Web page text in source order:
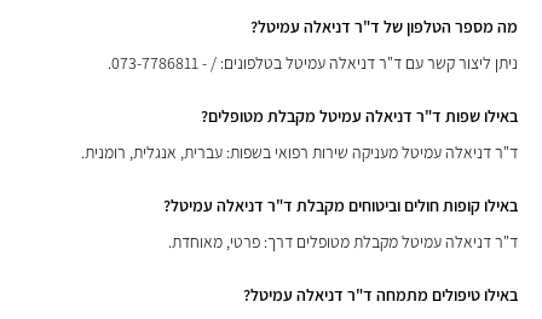
מה מספר הטלפון של ד"ר דניאלה עמיטל?
ניתן ליצור קשר עם ד"ר דניאלה עמיטל בטלפונים: / - 073-7786811.
באילו שפות ד"ר דניאלה עמיטל מקבלת מטופלים?
ד"ר דניאלה עמיטל מעניקה שירות רפואי בשפות: עברית, אנגלית, רומנית.
באילו קופות חולים וביטוחים מקבלת ד"ר דניאלה עמיטל?
ד"ר דניאלה עמיטל מקבלת מטופלים דרך: פרטי, מאוחדת.
באילו טיפולים מתמחה ד"ר דניאלה עמיטל?